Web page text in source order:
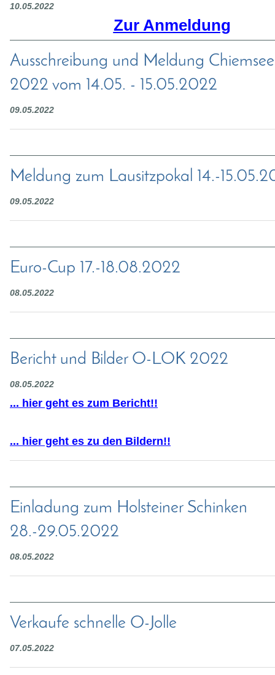
10.05.2022
Zur Anmeldung
Ausschreibung und Meldung Chiemsee
2022 vom 14.05. - 15.05.2022
09.05.2022
Meldung zum Lausitzpokal 14.-
09.05.2022
Euro-Cup 17.-18.08.2022
08.05.2022
Bericht und Bilder O-LOK 2022
08.05.2022
... hier geht es zum Bericht!!
... hier geht es zu den Bildern!!
Einladung zum Holsteiner Schinken
28.-29.05.2022
08.05.2022
Verkaufe schnelle O-Jolle
07.05.2022